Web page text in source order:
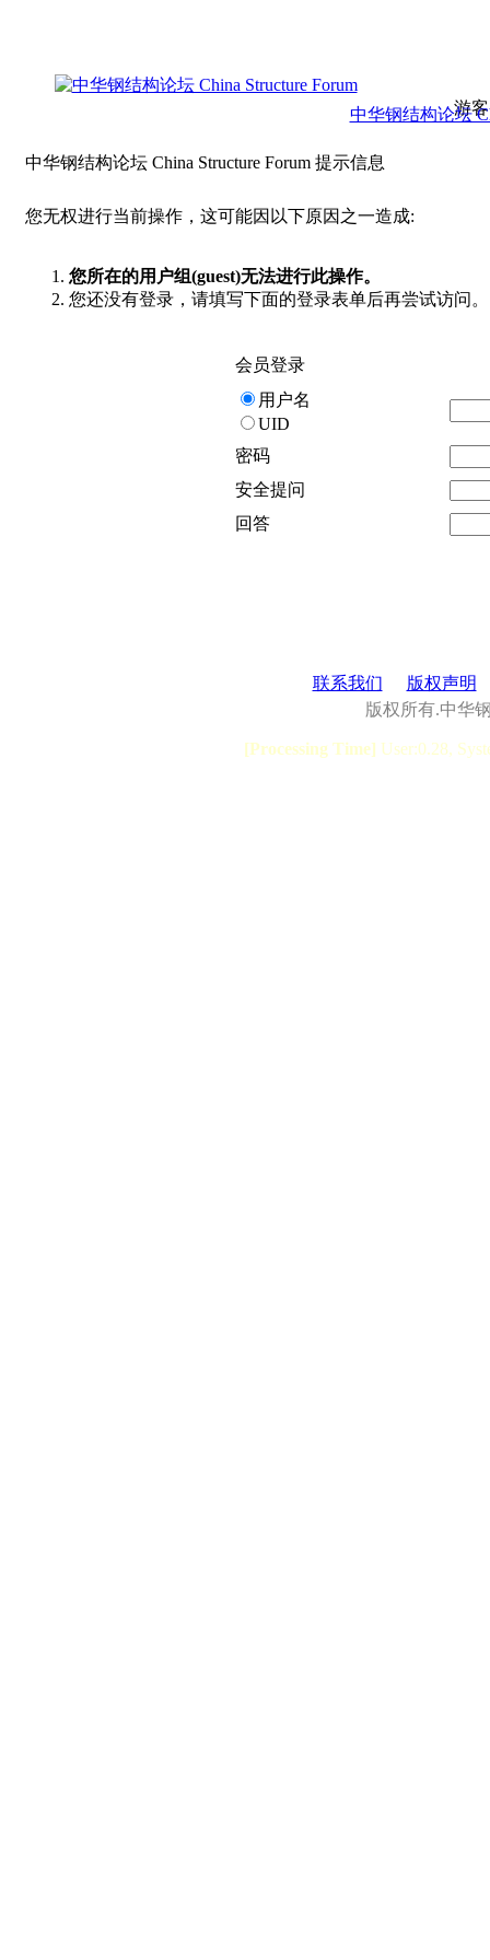
游
中华钢结构论坛
中华钢结构论坛 China Structure Forum 提示信息
您无权进行当前操作，这可能因以下原因之一造成:
您所在的用户组(guest)无法进行此操作。
您还没有登录，请填写下面的登录表单后再尝试访问。
会员登录
用户名
UID
密码
安全提问
回答
联系我们
版权声明
版权所有.中华
[Processing Time] User:0.28,